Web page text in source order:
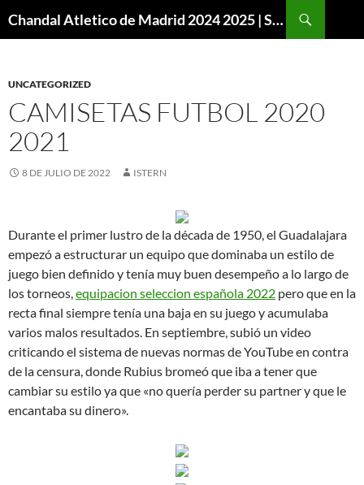
Chandal Atletico de Madrid 2024 2025 | SuperVigo
UNCATEGORIZED
CAMISETAS FUTBOL 2020
2021
8 DE JULIO DE 2022 ISTERN
Durante el primer lustro de la década de 1950, el Guadalajara
empezó a estructurar un equipo que dominaba un estilo de
juego bien definido y tenía muy buen desempeño a lo largo de
los torneos,equipacion seleccion española 2022 pero que en la
recta final siempre tenía una baja en su juego y acumulaba
varios malos resultados. En septiembre, subió un video
criticando el sistema de nuevas normas de YouTube en contra
de la censura, donde Rubius bromeó que iba a tener que
cambiar su estilo ya que «no quería perder su partner y que le
encantaba su dinero».